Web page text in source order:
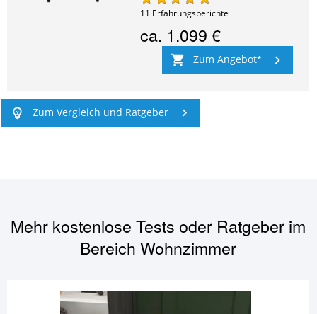
11 Erfahrungsberichte
ca. 1.099 €
Zum Angebot
Zum Vergleich und Ratgeber
Mehr kostenlose Tests oder Ratgeber im
BereichWohnzimmer